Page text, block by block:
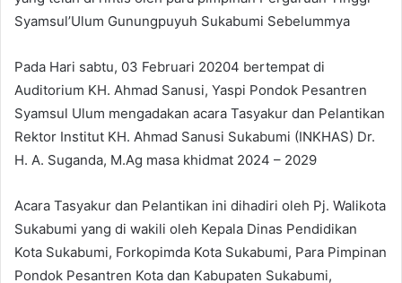
Syamsul’Ulum Gunungpuyuh Sukabumi Sebelummya
Pada Hari sabtu, 03 Februari 20204 bertempat di
Auditorium KH. Ahmad Sanusi, Yaspi Pondok Pesantren
Syamsul Ulum mengadakan acara Tasyakur dan Pelantikan
Rektor Institut KH. Ahmad Sanusi Sukabumi (INKHAS) Dr.
H. A. Suganda, M.Ag masa khidmat 2024 – 2029
Acara Tasyakur dan Pelantikan ini dihadiri oleh Pj. Walikota
Sukabumi yang di wakili oleh Kepala Dinas Pendidikan
Kota Sukabumi, Forkopimda Kota Sukabumi, Para Pimpinan
Pondok Pesantren Kota dan Kabupaten Sukabumi,